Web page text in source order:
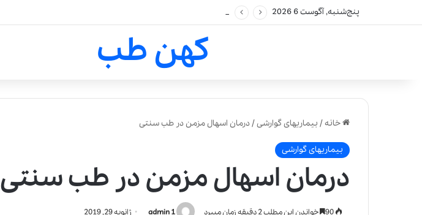
پنج‌شنبه, آگوست 6 2026
کهن طب
خانه/ بیماریهای گوارشی/درمان اسهال مزمن در طب سنتی
بیماریهای گوارشی
درمان اسهال مزمن در طب سنتی
admin 1 ژانویه 29, 2019 خواندن این مطلب 2 دقیقه زمان میبرد